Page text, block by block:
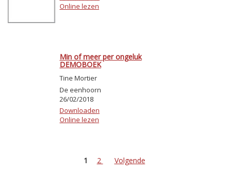
Online lezen
Min of meer per ongeluk
DEMOBOEK
Tine Mortier
De eenhoorn
26/02/2018
Downloaden
Online lezen
1 2 Volgende